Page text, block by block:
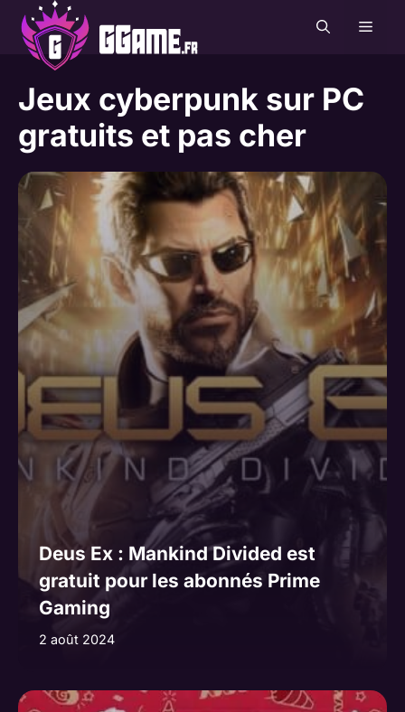
Aller
contenu
Jeux cyberpunk sur PC
gratuits et pas cher
Deus Ex : Mankind Divided est
gratuit pour les abonnés Prime
Gaming
2 août 2024